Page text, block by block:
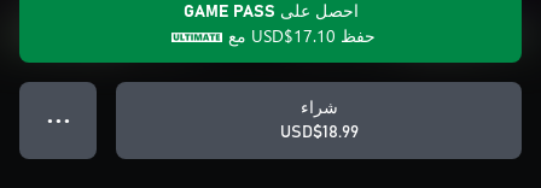
احصل على GAME PASS
حفظ USD$17.10 مع
شراء
USD$18.99
● ● ●